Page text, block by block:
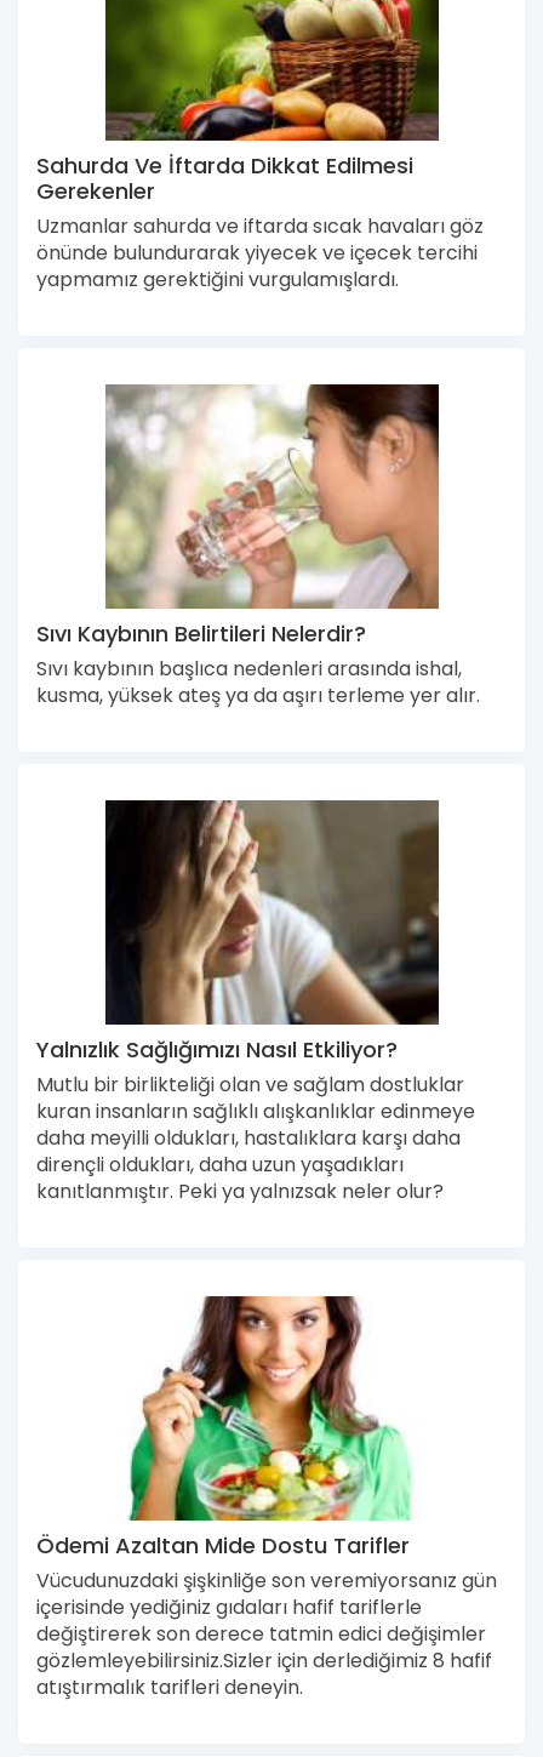
Sahurda Ve İftarda Dikkat Edilmesi
Gerekenler
Uzmanlar sahurda ve iftarda sıcak havaları göz
önünde bulundurarak yiyecek ve içecek tercihi
yapmamız gerektiğini vurgulamışlardı.
Sıvı Kaybının Belirtileri Nelerdir?
Sıvı kaybının başlıca nedenleri arasında ishal,
kusma, yüksek ateş ya da aşırı terleme yer alır.
Yalnızlık Sağlığımızı Nasıl Etkiliyor?
Mutlu bir birlikteliği olan ve sağlam dostluklar
kuran insanların sağlıklı alışkanlıklar edinmeye
daha meyilli oldukları, hastalıklara karşı daha
dirençli oldukları, daha uzun yaşadıkları
kanıtlanmıştır. Peki ya yalnızsak neler olur?
Ödemi Azaltan Mide Dostu Tarifler
Vücudunuzdaki şişkinliğe son veremiyorsanız gün
içerisinde yediğiniz gıdaları hafif tariflerle
değiştirerek son derece tatmin edici değişimler
gözlemleyebilirsiniz.Sizler için derlediğimiz 8 hafif
atıştırmalık tarifleri deneyin.